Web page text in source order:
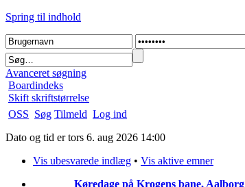
Spring til indhold
Avanceret søgning
Boardindeks
Skift skriftstørrelse
OSS Søg Tilmeld Log ind
Dato og tid er tors 6. aug 2026 14:00
Vis ubesvarede indlæg • Vis aktive emner
Køredage på Krogens bane, Aalborg